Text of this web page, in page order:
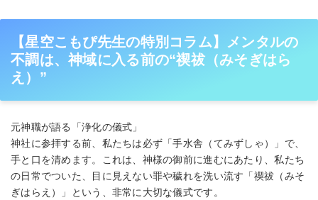
【星空こもぴ先生の特別コラム】メンタルの
不調は、神域に入る前の“禊祓（みそぎはら
え）”
元神職が語る「浄化の儀式」
神社に参拝する前、私たちは必ず「手水舎（てみずしゃ）」で、
手と口を清めます。これは、神様の御前に進むにあたり、私たち
の日常でついた、目に見えない罪や穢れを洗い流す「禊祓（みそ
ぎはらえ）」という、非常に大切な儀式です。